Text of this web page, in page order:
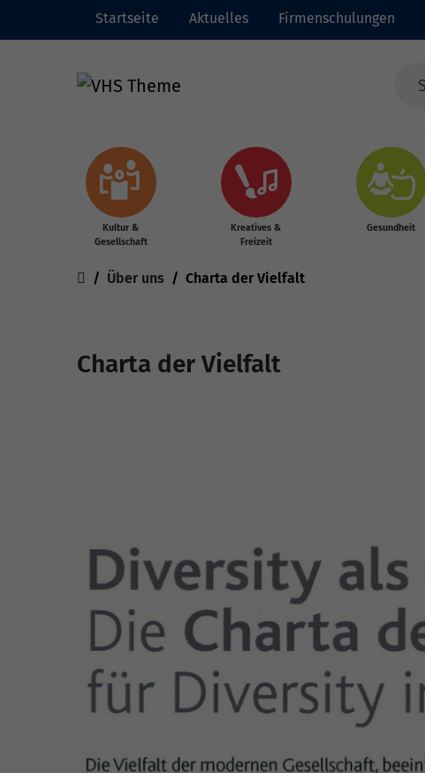
Startseite Aktuelles Firmenschulungen
Kultur &
Gesellschaft
Kreatives &
Freizeit
Gesundheit
Sie sind hier:
Über uns Charta der Vielfalt
Charta der Vielfalt